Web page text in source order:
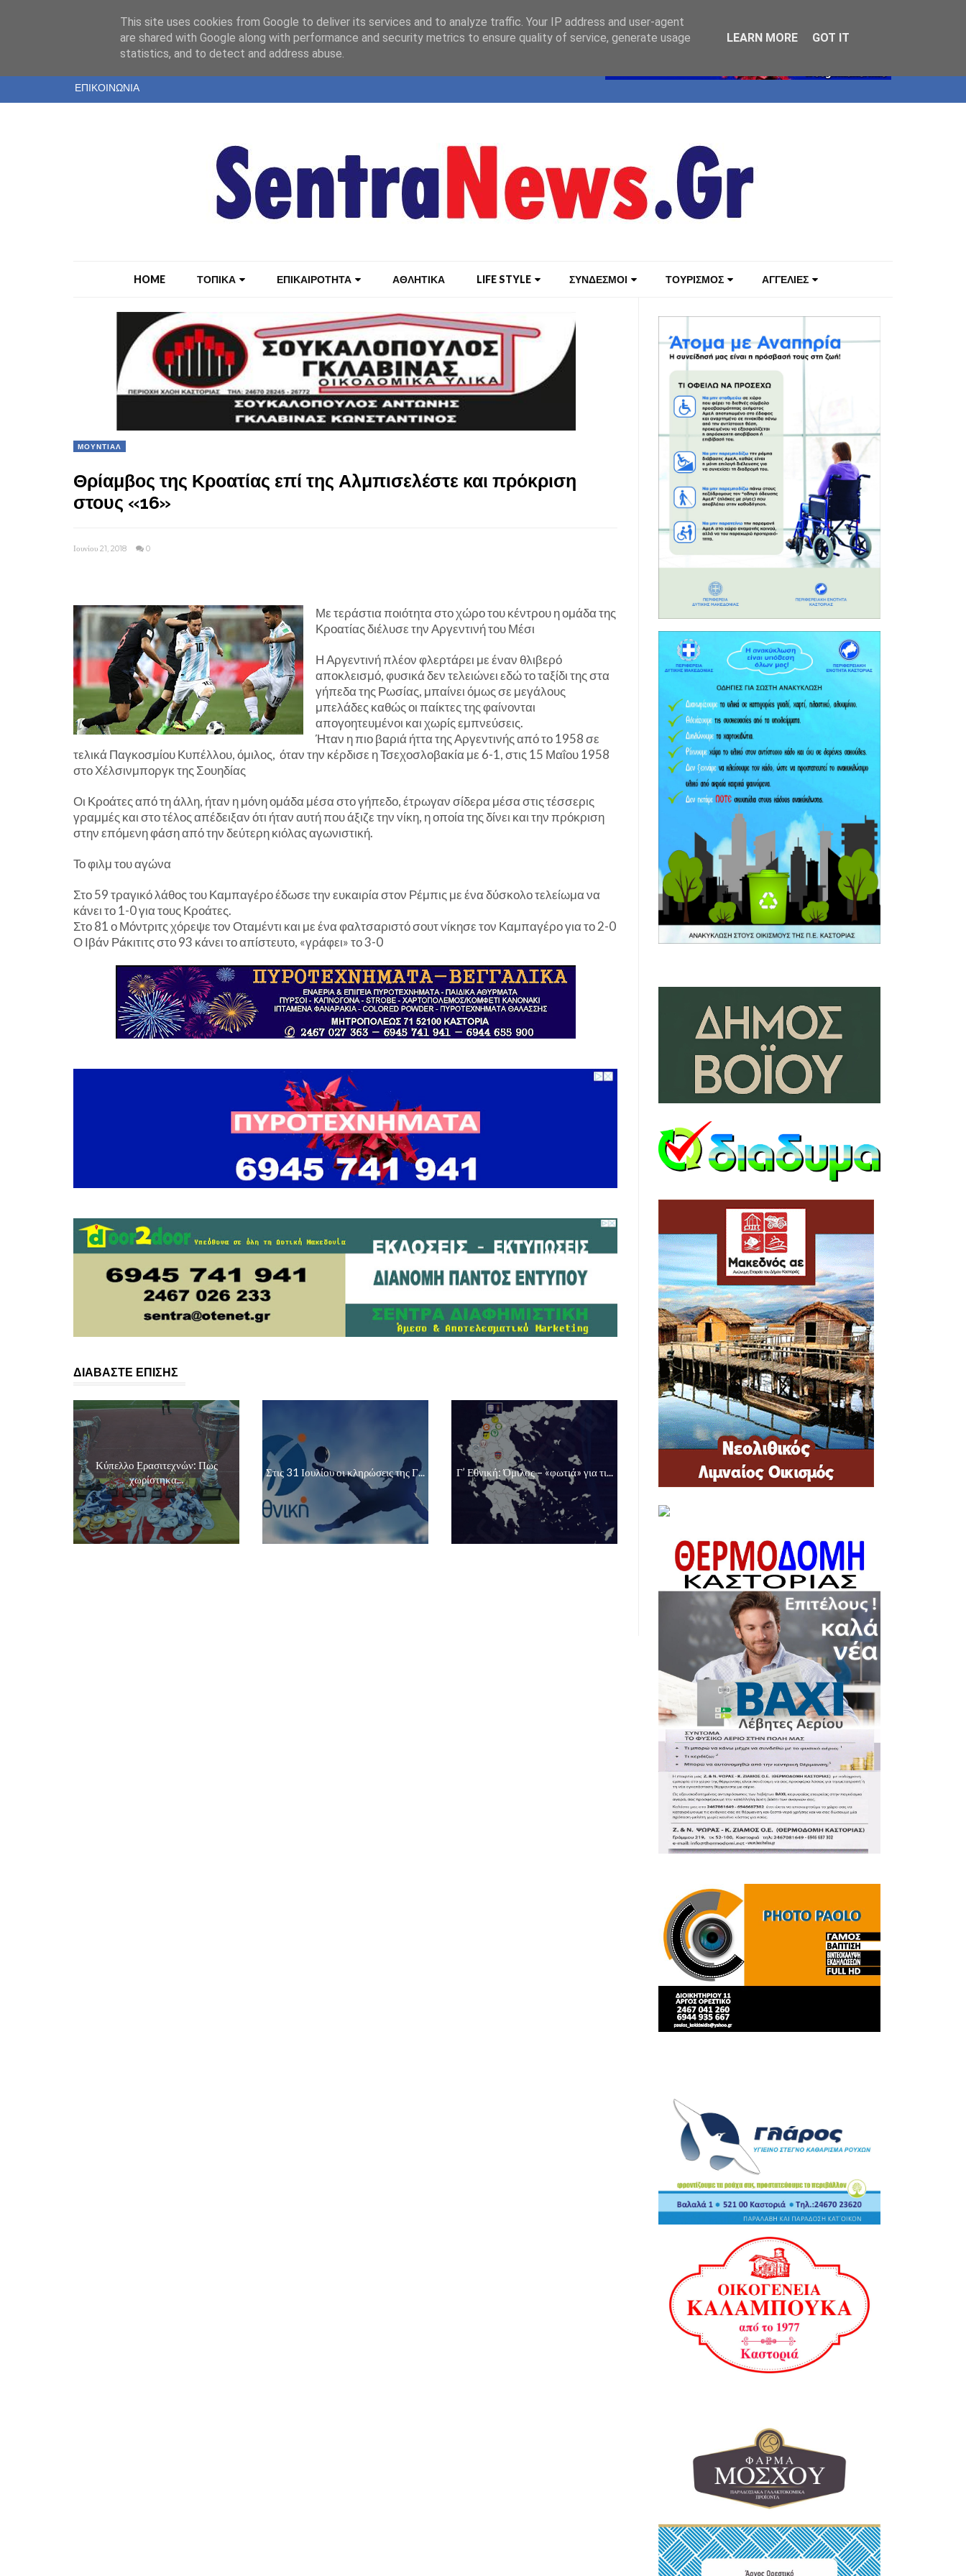
ΤΑΥΤΟΤΗΤΑ
ΕΝΤΥΠΗ ΕΚΔΟΣΗ
ΕΠΙΚΟΙΝΩΝΙΑ
HOME ΤΟΠΙΚΑ ΕΠΙΚΑΙΡΟΤΗΤΑ ΑΘΛΗΤΙΚΑ LIFE STYLE ΣΥΝΔΕΣΜΟΙ ΤΟΥΡΙΣΜΟΣ ΑΓΓΕΛΙΕΣ
ΜΟΥΝΤΙΑΛ
Θρίαμβος της Κροατίας επί της Αλμπισελέστε και πρόκριση
στους «16»
Ιουνίου 21, 2018 0
Με τεράστια ποιότητα στο χώρο του κέντρου η ομάδα της
Κροατίας διέλυσε την Αργεντινή του Μέσι
Η Αργεντινή πλέον φλερτάρει με έναν θλιβερό
αποκλεισμό, φυσικά δεν τελειώνει εδώ το ταξίδι της στα
γήπεδα της Ρωσίας, μπαίνει όμως σε μεγάλους
μπελάδες καθώς οι παίκτες της φαίνονται
απογοητευμένοι και χωρίς εμπνεύσεις.
Ήταν η πιο βαριά ήττα της Αργεντινής από το 1958 σε
τελικά Παγκοσμίου Κυπέλλου, όμιλος, όταν την κέρδισε η Τσεχοσλοβακία με 6-1, στις 15 Μαΐου 1958
στο Χέλσινμποργκ της Σουηδίας
Οι Κροάτες από τη άλλη, ήταν η μόνη ομάδα μέσα στο γήπεδο, έτρωγαν σίδερα μέσα στις τέσσερις
γραμμές και στο τέλος απέδειξαν ότι ήταν αυτή που άξιζε την νίκη, η οποία της δίνει και την πρόκριση
στην επόμενη φάση από την δεύτερη κιόλας αγωνιστική.
Το φιλμ του αγώνα
Στο 59 τραγικό λάθος του Καμπαγέρο έδωσε την ευκαιρία στον Ρέμπις με ένα δύσκολο τελείωμα να
κάνει το 1-0 για τους Κροάτες.
Στο 81 ο Μόντριτς χόρεψε τον Οταμέντι και με ένα φαλτσαριστό σουτ νίκησε τον Καμπαγέρο για το 2-0
Ο Ιβάν Ράκιτιτς στο 93 κάνει το απίστευτο, «γράφει» το 3-0
ΔΙΑΒΑΣΤΕ ΕΠΙΣΗΣ
Κύπελλο Ερασιτεχνών: Πως
χωρίστηκα...
Στις 31 Ιουλίου οι κληρώσεις της Γ... Γ’ Εθνική: Όμιλος – «φωτιά» για τι...
This site uses cookies from Google to deliver its services and to analyze traffic. Your IP address and user-agent
are shared with Google along with performance and security metrics to ensure quality of service, generate usage
statistics, and to detect and address abuse.
LEARN MORE GOT IT